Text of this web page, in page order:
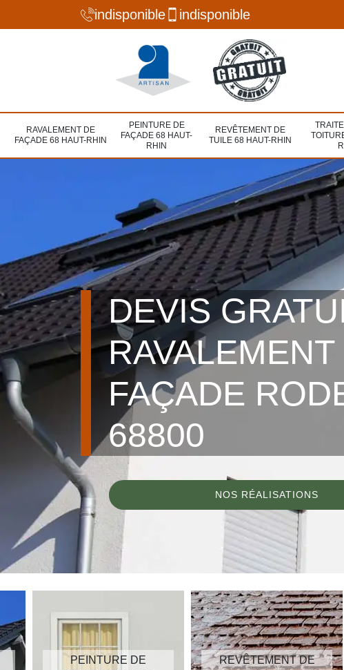
indisponible indisponible
RAVALEMENT DE
FAÇADE 68 HAUT-RHIN
PEINTURE DE
FAÇADE 68 HAUT-
RHIN
REVÊTEMENT DE
TUILE 68 HAUT-RHIN
DEVIS
RAVALEMENT
FAÇADE
68800
NOS RÉALISATIONS
PEINTURE DE
REVÊTEMENT DE